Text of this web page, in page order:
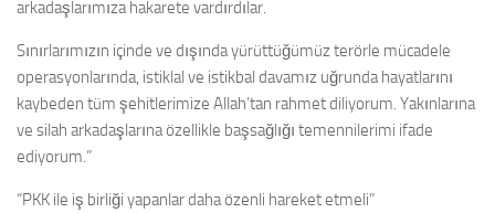
arkadaşlarımıza hakarete vardırdılar.
Sınırlarımızın içinde ve dışında yürüttüğümüz terörle mücadele
operasyonlarında, istiklal ve istikbal davamız uğrunda hayatlarını
kaybeden tüm şehitlerimize Allah’tan rahmet diliyorum. Yakınlarına
ve silah arkadaşlarına özellikle başsağlığı temennilerimi ifade
ediyorum.”
“PKK ile iş birliği yapanlar daha özenli hareket etmeli”